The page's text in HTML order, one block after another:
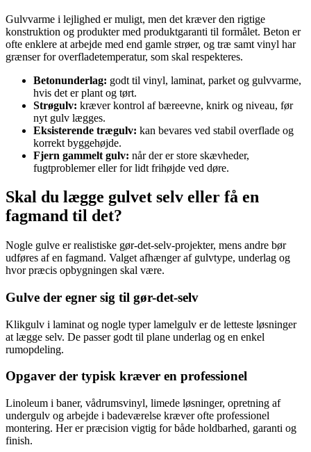
Gulvvarme i lejlighed er muligt, men det kræver den rigtige
konstruktion og produkter med produktgaranti til formålet. Beton er
ofte enklere at arbejde med end gamle strøer, og træ samt vinyl har
grænser for overfladetemperatur, som skal respekteres.
Betonunderlag: godt til vinyl, laminat, parket og gulvvarme,
hvis det er plant og tørt.
Strøgulv: kræver kontrol af bæreevne, knirk og niveau, før
nyt gulv lægges.
Eksisterende trægulv: kan bevares ved stabil overflade og
korrekt byggehøjde.
Fjern gammelt gulv: når der er store skævheder,
fugtproblemer eller for lidt frihøjde ved døre.
Skal du lægge gulvet selv eller få en
fagmand til det?
Nogle gulve er realistiske gør-det-selv-projekter, mens andre bør
udføres af en fagmand. Valget afhænger af gulvtype, underlag og
hvor præcis opbygningen skal være.
Gulve der egner sig til gør-det-selv
Klikgulv i laminat og nogle typer lamelgulv er de letteste løsninger
at lægge selv. De passer godt til plane underlag og en enkel
rumopdeling.
Opgaver der typisk kræver en professionel
Linoleum i baner, vådrumsvinyl, limede løsninger, opretning af
undergulv og arbejde i badeværelse kræver ofte professionel
montering. Her er præcision vigtig for både holdbarhed, garanti og
finish.